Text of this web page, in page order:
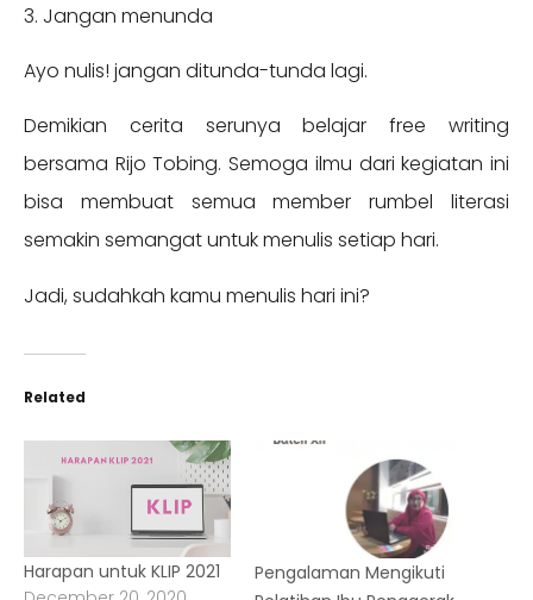
3. Jangan menunda
Ayo nulis! jangan ditunda-tunda lagi.
Demikian cerita serunya belajar free writing
bersama Rijo Tobing. Semoga ilmu dari kegiatan ini
bisa membuat semua member rumbel literasi
semakin semangat untuk menulis setiap hari.
Jadi, sudahkah kamu menulis hari ini?
Related
Harapan untuk KLIP 2021
Pengalaman Mengikuti